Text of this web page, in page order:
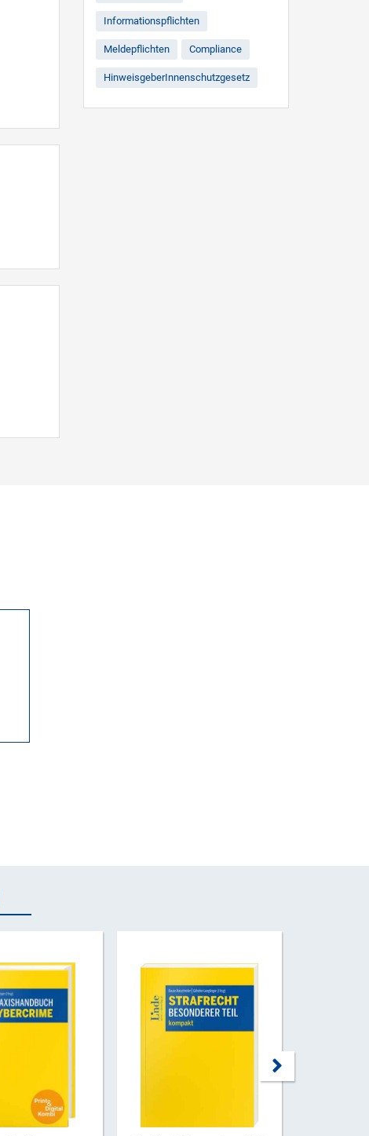
Informationspflichten
Meldepflichten Compliance
HinweisgeberInnenschutzgesetz